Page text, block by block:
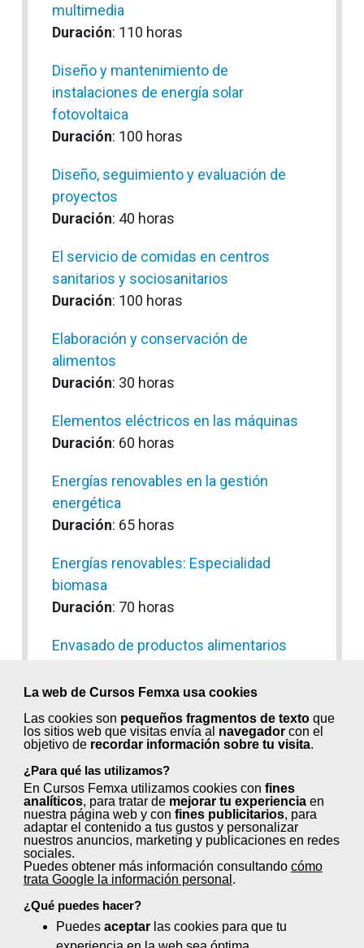
La web de Cursos Femxa usa cookies
Las cookies son pequeños fragmentos de textoque
los sitios web que visitas envía al navegadorcon el
objetivo de recordar información sobre tu visita.
¿Para qué las utilizamos?
En Cursos Femxa utilizamos cookies con fines
analíticos, para tratar de mejorar tu experienciaen
nuestra página web y con fines publicitarios, para
adaptar el contenido a tus gustos y personalizar
nuestros anuncios, marketing y publicaciones en redes
sociales.
Puedes obtener más información consultando cómo
trata Google la información personal .
¿Qué puedes hacer?
Puedes aceptarlas cookies para que tu
multimedia
Duración: 110 horas
Diseño y mantenimiento de
instalaciones de energía solar
fotovoltaica
Duración: 100 horas
Diseño, seguimiento y evaluación de
proyectos
Duración: 40 horas
El servicio de comidas en centros
sanitarios y sociosanitarios
Duración: 100 horas
Elaboración y conservación de
alimentos
Duración: 30 horas
Elementos eléctricos en las máquinas
Duración: 60 horas
Energías renovables en la gestión
energética
Duración: 65 horas
Energías renovables: Especialidad
biomasa
Duración: 70 horas
Envasado de productos alimentarios
Duración: 10 horas
Escaparatismo estratégico y Visual
Design
Duración: 35 horas
Estiba y carga de camiones en
operaciones de recuperación
Duración: 30 horas
Estimulación cognitiva